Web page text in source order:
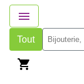
Tout